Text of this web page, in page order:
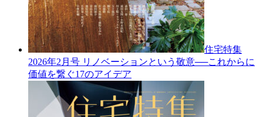
住宅特集
2026年2月号 リノベーションという敬意──これからに
価値を繋ぐ17のアイデア